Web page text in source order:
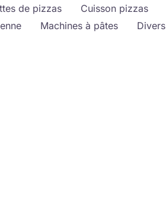
de pizzas Cuisson pizzas
Machines à pâtes Divers